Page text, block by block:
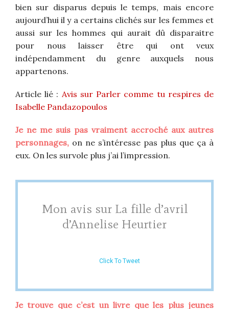
bien sur disparus depuis le temps, mais encore
aujourd’hui il y a certains clichés sur les femmes et
aussi sur les hommes qui aurait dû disparaitre
pour nous laisser être qui ont veux
indépendamment du genre auxquels nous
appartenons.
Article lié : Avis sur Parler comme tu respires de
Isabelle Pandazopoulos
Je ne me suis pas vraiment accroché aux autres
personnages, on ne s’intéresse pas plus que ça à
eux. On les survole plus j’ai l’impression.
Mon avis sur La fille d’avril
d’Annelise Heurtier
Click To Tweet
Je trouve que c’est un livre que les plus jeunes